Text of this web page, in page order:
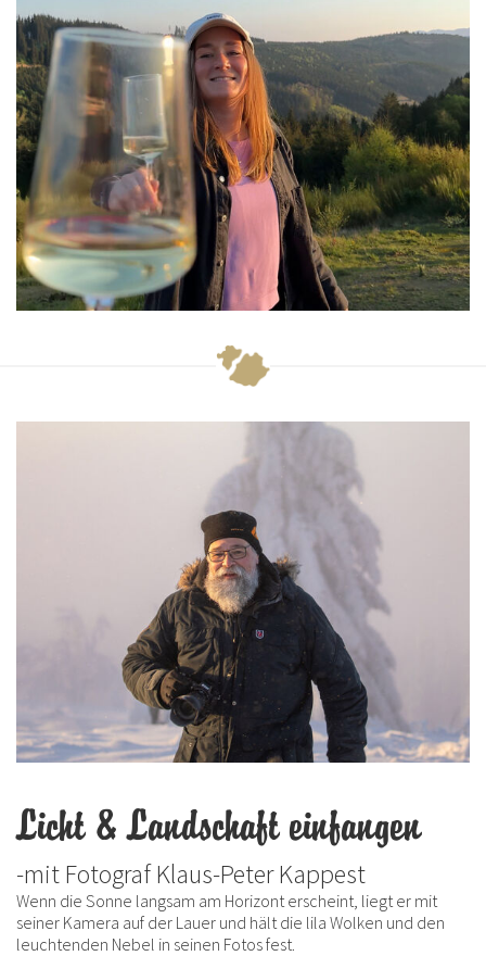
Licht & Landschaft einfangen
-mit Fotograf Klaus-Peter Kappest
Wenn die Sonne langsam am Horizont erscheint, liegt er mit
seiner Kamera auf der Lauer und hält die lila Wolken und den
leuchtenden Nebel in seinen Fotos fest.